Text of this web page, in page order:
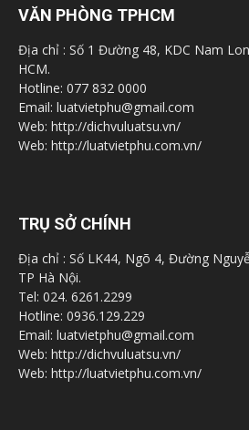
VĂN PHÒNG TPHCM
Địa chỉ : Số 1 Đường 48, KDC Nam
HCM.
Hotline: 077 832 0000
Email: luatvietphu@gmail.com
Web: http://dichvuluatsu.vn/
Web: http://luatvietphu.com.vn/
TRỤ SỞ CHÍNH
Địa chỉ : Số LK44, Ngõ 4, Đường
TP Hà Nội.
Tel: 024. 6261.2299
Hotline: 0936.129.229
Email: luatvietphu@gmail.com
Web: http://dichvuluatsu.vn/
Web: http://luatvietphu.com.vn/